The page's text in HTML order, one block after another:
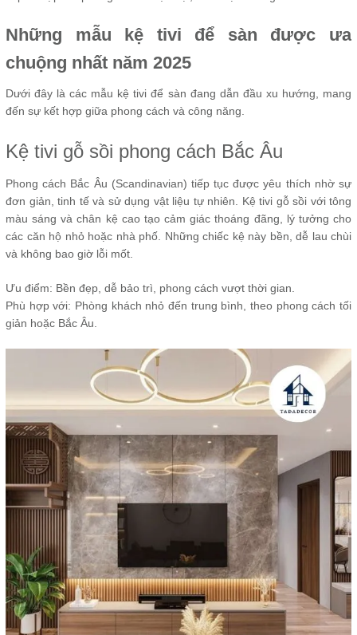
Những mẫu kệ tivi để sàn được ưa
chuộng nhất năm 2025
Dưới đây là các mẫu kệ tivi để sàn đang dẫn đầu xu hướng, mang
đến sự kết hợp giữa phong cách và công năng.
Kệ tivi gỗ sồi phong cách Bắc Âu
Phong cách Bắc Âu (Scandinavian) tiếp tục được yêu thích nhờ sự
đơn giản, tinh tế và sử dụng vật liệu tự nhiên. Kệ tivi gỗ sồi với tông
màu sáng và chân kệ cao tạo cảm giác thoáng đãng, lý tưởng cho
các căn hộ nhỏ hoặc nhà phố. Những chiếc kệ này bền, dễ lau chùi
và không bao giờ lỗi mốt.
Ưu điểm: Bền đẹp, dễ bảo trì, phong cách vượt thời gian.
Phù hợp với: Phòng khách nhỏ đến trung bình, theo phong cách tối
giản hoặc Bắc Âu.